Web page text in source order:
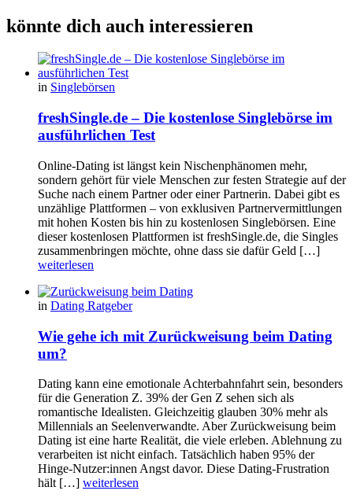
könnte dich auch interessieren
in Singlebörsen
freshSingle.de – Die kostenlose Singlebörse im
ausführlichen Test
Online-Dating ist längst kein Nischenphänomen mehr,
sondern gehört für viele Menschen zur festen Strategie auf der
Suche nach einem Partner oder einer Partnerin. Dabei gibt es
unzählige Plattformen – von exklusiven Partnervermittlungen
mit hohen Kosten bis hin zu kostenlosen Singlebörsen. Eine
dieser kostenlosen Plattformen ist freshSingle.de, die Singles
zusammenbringen möchte, ohne dass sie dafür Geld […]
weiterlesen
in Dating Ratgeber
Wie gehe ich mit Zurückweisung beim Dating
um?
Dating kann eine emotionale Achterbahnfahrt sein, besonders
für die Generation Z. 39% der Gen Z sehen sich als
romantische Idealisten. Gleichzeitig glauben 30% mehr als
Millennials an Seelenverwandte. Aber Zurückweisung beim
Dating ist eine harte Realität, die viele erleben. Ablehnung zu
verarbeiten ist nicht einfach. Tatsächlich haben 95% der
Hinge-Nutzer:innen Angst davor. Diese Dating-Frustration
hält […] weiterlesen